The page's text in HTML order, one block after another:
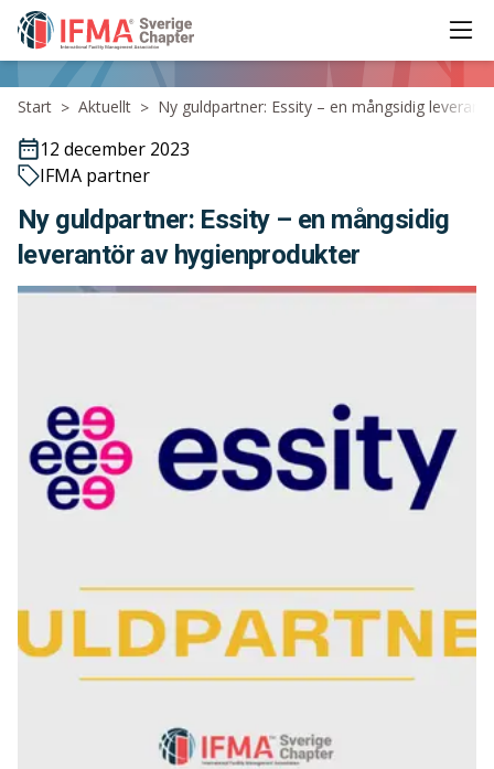
IFMA - International Facility Management Association
Start > Aktuellt > Ny guldpartner: Essity – en mångsidig
12 december 2023
IFMA partner
Ny guldpartner: Essity – en mångsidig
leverantör av hygienprodukter